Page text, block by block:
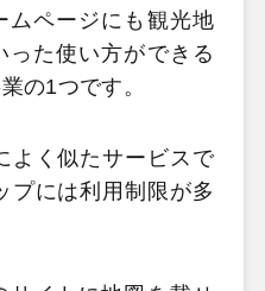
ムページにも観光地
った使い方ができる
の1つです。
よく似たサービスで
プには利用制限が多